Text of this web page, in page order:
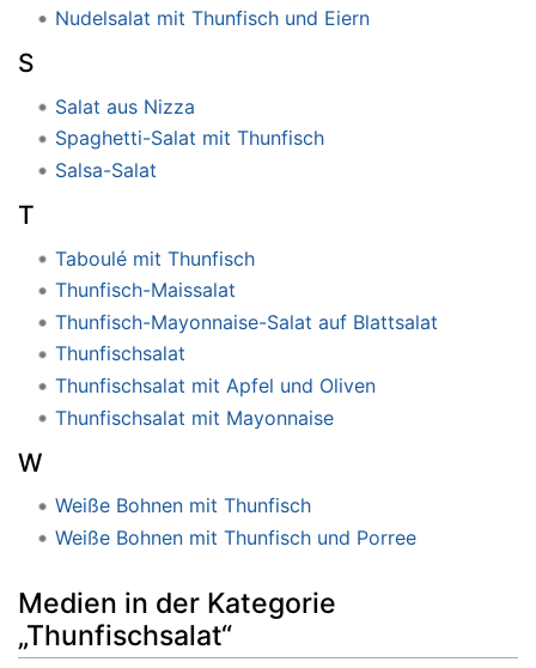
Nudelsalat mit Thunfisch und Eiern
S
Salat aus Nizza
Spaghetti-Salat mit Thunfisch
Salsa-Salat
T
Taboulé mit Thunfisch
Thunfisch-Maissalat
Thunfisch-Mayonnaise-Salat auf Blattsalat
Thunfischsalat
Thunfischsalat mit Apfel und Oliven
Thunfischsalat mit Mayonnaise
W
Weiße Bohnen mit Thunfisch
Weiße Bohnen mit Thunfisch und Porree
Medien in der Kategorie
„Thunfischsalat“